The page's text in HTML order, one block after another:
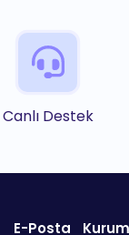
Canlı Destek
E-Posta